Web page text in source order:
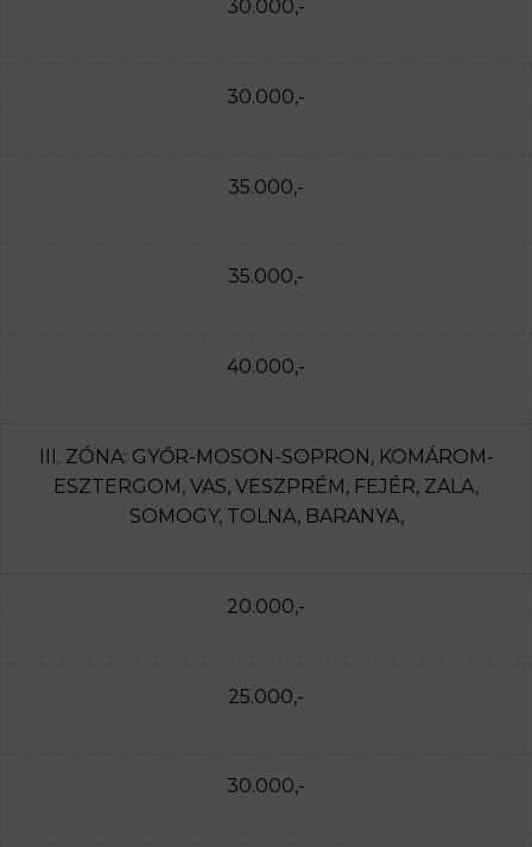
30.000,-
30.000,-
35.000,-
35.000,-
40.000,-
III. ZÓNA: GYŐR-MOSON-SOPRON, KOMÁROM-
ESZTERGOM, VAS, VESZPRÉM, FEJÉR, ZALA,
SOMOGY, TOLNA, BARANYA,
20.000,-
25.000,-
30.000,-